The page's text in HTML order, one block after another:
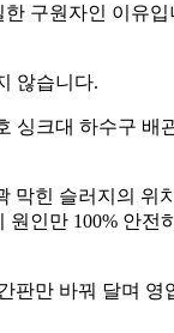
구원자인 이유입
않습니다.
막힌 슬러지의 위
원인만 100% 안전
판만 바꿔 달며 영